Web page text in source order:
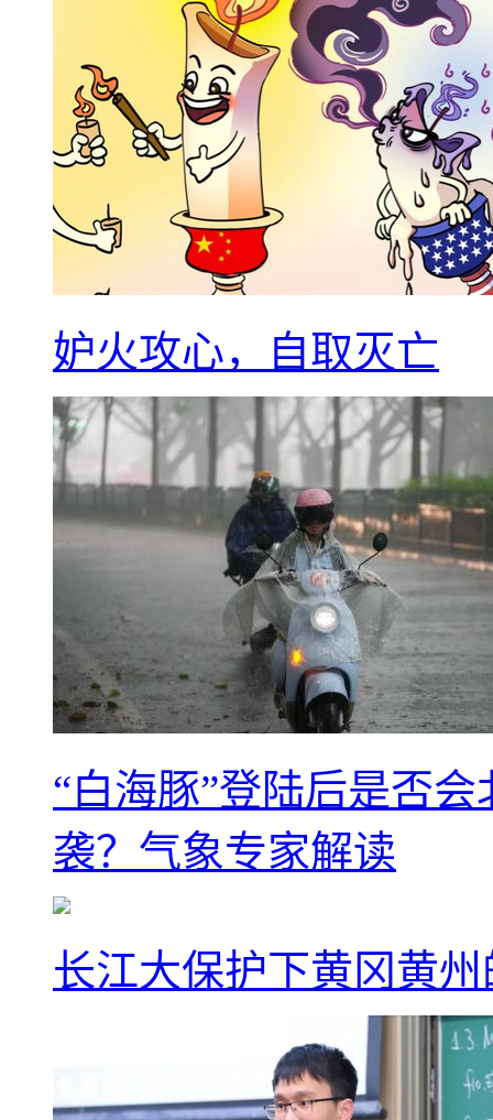
妒火攻心，自取灭亡
“白海豚”登陆后是否
袭？气象专家解读
长江大保护下黄冈黄